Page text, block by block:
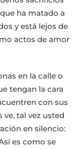
ha matado a
y está lejos de
actos de amor
en la calle o
tengan la cara
con sus
tal vez usted
en silencio:
es como se